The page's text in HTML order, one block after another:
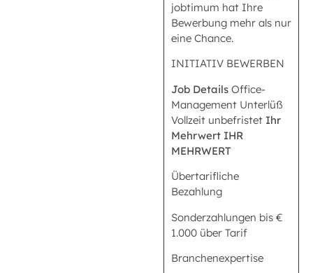
jobtimum hat Ihre
Bewerbung mehr als nur
eine Chance.
INITIATIV BEWERBEN
Job Details Office-
Management Unterlüß
Vollzeit unbefristet Ihr
Mehrwert IHR
MEHRWERT
Übertarifliche
Bezahlung
Sonderzahlungen bis €
1.000 über Tarif
Branchenexpertise